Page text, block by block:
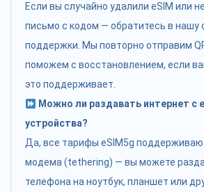
Если вы случайно удалили eSIM или
письмо с кодом — обратитесь в нашу
поддержки. Мы повторно отправим
поможем с восстановлением, если
это поддерживает.
Можно ли раздавать интернет с
устройства?
Да, все тарифы eSIM5g
модема (tethering) — вы можете
телефона на ноутбук, планшет или